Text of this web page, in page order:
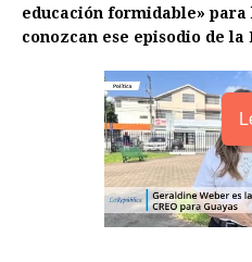
educación formidable» para
conozcan ese episodio de